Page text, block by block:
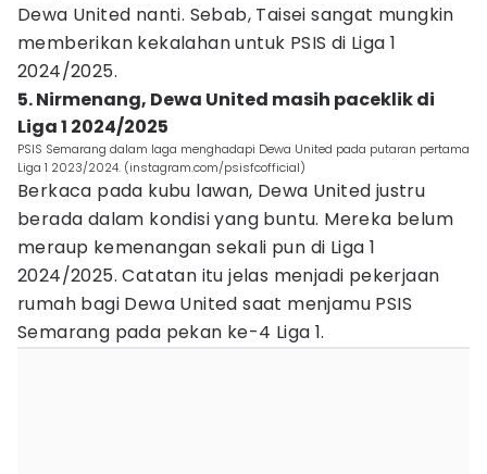
Dewa United nanti. Sebab, Taisei sangat mungkin
memberikan kekalahan untuk PSIS di Liga 1
2024/2025.
5. Nirmenang, Dewa United masih paceklik di
Liga 1 2024/2025
PSIS Semarang dalam laga menghadapi Dewa United pada putaran pertama
Liga 1 2023/2024. (instagram.com/psisfcofficial)
Berkaca pada kubu lawan, Dewa United justru
berada dalam kondisi yang buntu. Mereka belum
meraup kemenangan sekali pun di Liga 1
2024/2025. Catatan itu jelas menjadi pekerjaan
rumah bagi Dewa United saat menjamu PSIS
Semarang pada pekan ke-4 Liga 1.